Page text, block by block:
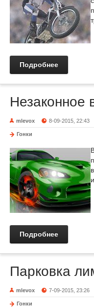
Подробнее
Незаконное
mlevox 8-09-2015, 22:43
Гонки
Подробнее
Парковка
mlevox 7-09-2015, 23:26
Гонки